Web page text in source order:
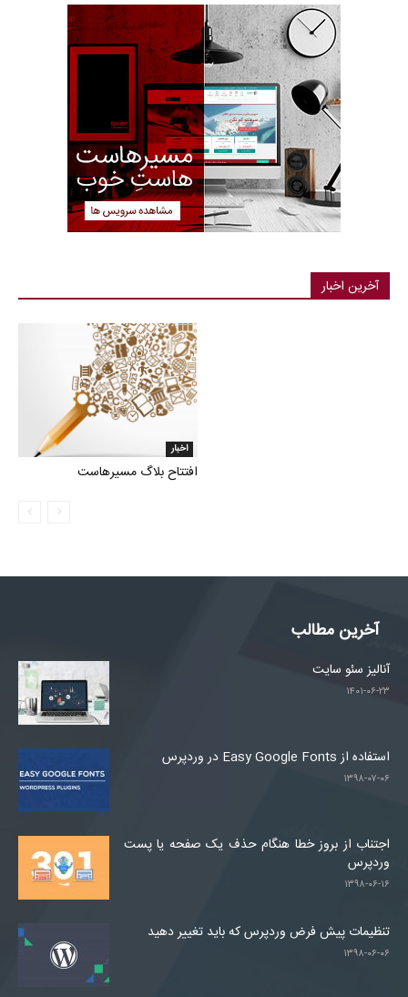
آخرین اخبار
اخبار
افتتاح بلاگ مسیرهاست
آخرین مطالب
آنالیز سئو سایت
۱۴۰۱-۰۶-۲۳
استفاده از Easy Google Fonts در وردپرس
۱۳۹۸-۰۷-۰۶
اجتناب از بروز خطا هنگام حذف یک صفحه یا پست
وردپرس
۱۳۹۸-۰۶-۱۶
تنظیمات پیش فرض وردپرس که باید تغییر دهید
۱۳۹۸-۰۶-۰۶